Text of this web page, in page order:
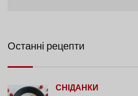
Останні рецепти
СНІДАНКИ